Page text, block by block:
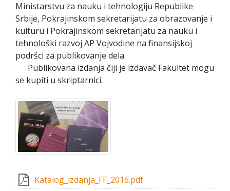
Ministarstvu za nauku i tehnologiju Republike
Srbije, Pokrajinskom sekretarijatu za obrazovanje i
kulturu i Pokrajinskom sekretarijatu za nauku i
tehnološki razvoj AP Vojvodine na finansijskoj
podršci za publikovanje dela.
Publikovana izdanja čiji je izdavač Fakultet mogu
se kupiti u skriptarnici.
Katalog_izdanja_FF_2016.pdf